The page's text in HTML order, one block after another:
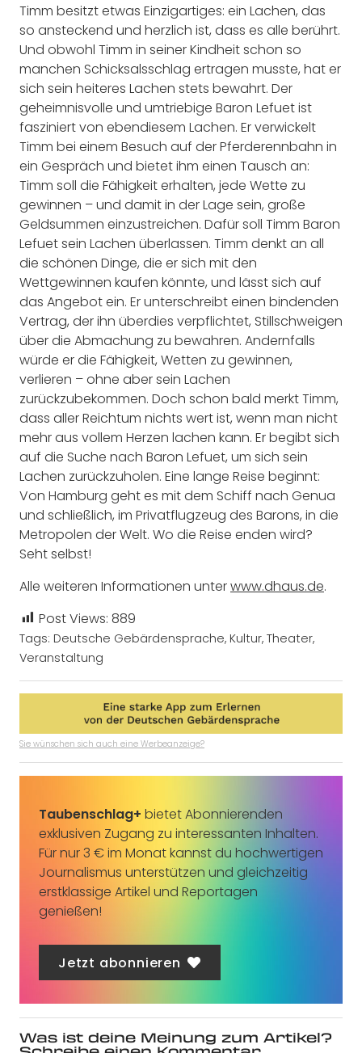
Timm besitzt etwas Einzigartiges: ein Lachen, das
so ansteckend und herzlich ist, dass es alle berührt.
Und obwohl Timm in seiner Kindheit schon so
manchen Schicksalsschlag ertragen musste, hat er
sich sein heiteres Lachen stets bewahrt. Der
geheimnisvolle und umtriebige Baron Lefuet ist
fasziniert von ebendiesem Lachen. Er verwickelt
Timm bei einem Besuch auf der Pferderennbahn in
ein Gespräch und bietet ihm einen Tausch an:
Timm soll die Fähigkeit erhalten, jede Wette zu
gewinnen – und damit in der Lage sein, große
Geldsummen einzustreichen. Dafür soll Timm Baron
Lefuet sein Lachen überlassen. Timm denkt an all
die schönen Dinge, die er sich mit den
Wettgewinnen kaufen könnte, und lässt sich auf
das Angebot ein. Er unterschreibt einen bindenden
Vertrag, der ihn überdies verpflichtet, Stillschweigen
über die Abmachung zu bewahren. Andernfalls
würde er die Fähigkeit, Wetten zu gewinnen,
verlieren – ohne aber sein Lachen
zurückzubekommen. Doch schon bald merkt Timm,
dass aller Reichtum nichts wert ist, wenn man nicht
mehr aus vollem Herzen lachen kann. Er begibt sich
auf die Suche nach Baron Lefuet, um sich sein
Lachen zurückzuholen. Eine lange Reise beginnt:
Von Hamburg geht es mit dem Schiff nach Genua
und schließlich, im Privatflugzeug des Barons, in die
Metropolen der Welt. Wo die Reise enden wird?
Seht selbst!
Alle weiteren Informationen unterwww.dhaus.de.
Post Views: 889
Tags: Deutsche Gebärdensprache, Kultur, Theater,
Veranstaltung
Sie wünschen sich auch eine Werbeanzeige?
Taubenschlag+ bietet Abonnierenden
exklusiven Zugang zu interessanten Inhalten.
Für nur 3 € im Monat kannst du hochwertigen
Journalismus unterstützen und gleichzeitig
erstklassige Artikel und Reportagen
genießen!
Jetzt abonnieren
Was ist deine Meinung zum Artikel?